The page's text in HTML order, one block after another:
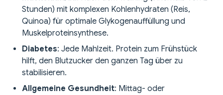
Stunden) mit komplexen Kohlenhydraten (Reis,
Quinoa) für optimale Glykogenauffüllung und
Muskelproteinsynthese.
Diabetes: Jede Mahlzeit. Protein zum Frühstück
hilft, den Blutzucker den ganzen Tag über zu
stabilisieren.
Allgemeine Gesundheit: Mittag- oder